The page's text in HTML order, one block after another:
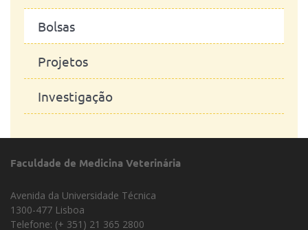
Bolsas
Projetos
Investigação
Faculdade de Medicina Veterinária
Avenida da Universidade Técnica
1300-477 Lisboa
Telefone: (+ 351) 21 365 2800